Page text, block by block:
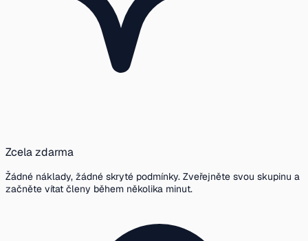
Zcela zdarma
Žádné náklady, žádné skryté podmínky. Zveřejněte svou skupinu a
začněte vítat členy během několika minut.